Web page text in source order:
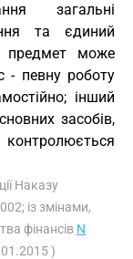
загальні
та єдиний
предмет може
- певну роботу
інший
засобів,
Наказу
із змінами,
фінансів N
)